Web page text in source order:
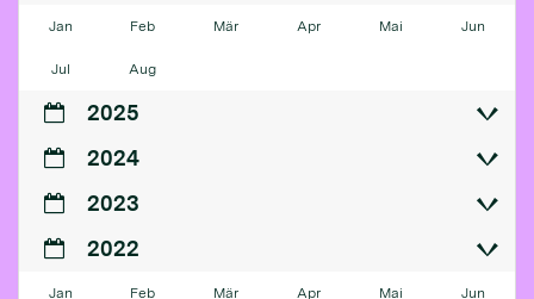
Jan Feb Mär Apr Mai Jun
Jul Aug
2025
2024
2023
2022
Jan Feb Mär Apr Mai Jun